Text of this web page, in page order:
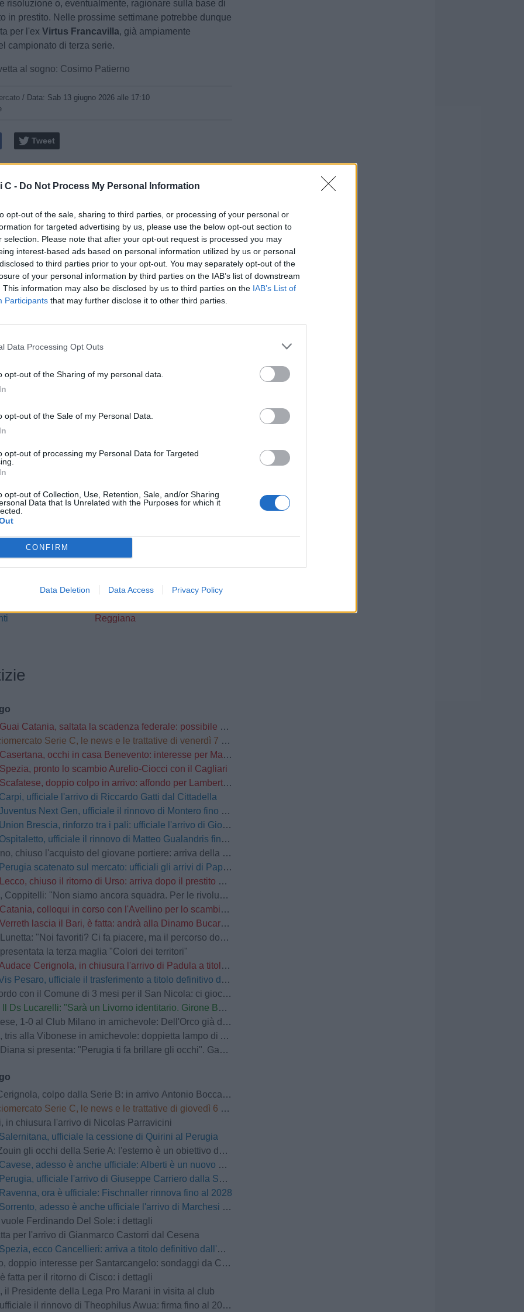
C - Do Not Process My Personal Information
opt-out of the sale, sharing to third parties, or processing of your personal or
for targeted advertising by us, please use the below opt-out section to
selection. Please note that after your opt-out request is processed you may
interest-based ads based on personal information utilized by us or personal
to third parties prior to your opt-out. You may separately opt-out of the
of your personal information by third parties on the IAB’s list of downstream
This information may also be disclosed by us to third parties on the IAB’s List of
Participants that may further disclose it to other third parties.
Data Processing Opt Outs
opt-out of the Sharing of my personal data.
opt-out of the Sale of my Personal Data.
opt-out of processing my Personal Data for Targeted
opt-out of Collection, Use, Retention, Sale, and/or Sharing
Data that Is Unrelated with the Purposes for which it
CONFIRM
Data Deletion Data Access Privacy Policy
risoluzione o, eventualmente, ragionare sulla base di
in prestito. Nelle prossime settimane potrebbe dunque
per l'exVirtus Francavilla, già ampiamente
campionato di terza serie.
al sogno: Cosimo Patierno
/ Data: Sab 13 giugno 2026 alle 17:10
Tweet
- Calciomercato
di venerdì 7
Benevento: interesse per
Aurelio-
il Cagliari
doppio colpo in arrivo:
Manzi
Carpi, ufficiale
di Montero fino al 2028
Ospitaletto,
Gualandris fino al
Cremonese
sul mercato:
ritorno di Urso: arriva
Reggiana
Guai Catania, saltata la scadenza federale: possibile penalizzazione in classifica
Serie C, le news e le trattative di venerdì 7 agosto | LIVE
Casertana, occhi in casa Benevento: interesse per Manconi, Carfora e Mehic
Spezia, pronto lo scambio Aurelio-Ciocci con il Cagliari
Scafatese, doppio colpo in arrivo: affondo per Lamberti e Manzi
Carpi, ufficiale l'arrivo di Riccardo Gatti dal Cittadella
Next Gen, ufficiale il rinnovo di Montero fino al 2028
Union Brescia, rinforzo tra i pali: ufficiale l'arrivo di Gioele Zacchi
Ospitaletto, ufficiale il rinnovo di Matteo Gualandris fino al 2028
chiuso l'acquisto del giovane portiere: arriva della Cremonese
Perugia scatenato sul mercato: ufficiali gli arrivi di Papazov e Conti
Lecco, chiuso il ritorno di Urso: arriva dopo il prestito alla Reggiana
"Non siamo ancora squadra. Per le rivoluzioni non si attende l'inizio della stagione"
Catania, colloqui in corso con l'Avellino per lo scambio Jimenez-Patierno: i rossazzurri chiedono un conguaglio economico
Verreth lascia il Bari, è fatta: andrà alla Dinamo Bucarest, 200K ai pugliesi
"Noi favoriti? Ci fa piacere, ma il percorso dobbiamo tracciarlo sul campo"
la terza maglia "Colori dei territori"
Cerignola, in chiusura l'arrivo di Padula a titolo definitivo
Pesaro, ufficiale il trasferimento a titolo definitivo di Ascione dal Venezia
con il Comune di 3 mesi per il San Nicola: ci giocherà anche il Monopoli
Il Ds Lucarelli: "Sarà un Livorno identitario. Girone B? Equilibrato e difficile"
1-0 al Club Milano in amichevole: Dell'Orco già decisivo
alla Vibonese in amichevole: doppietta lampo di Achour
si presenta: "Perugia ti fa brillare gli occhi". Gaucci: "Un vero conoscitore di calcio"
colpo dalla Serie B: in arrivo Antonio Boccadamo dalla Virtus Entella
Serie C, le news e le trattative di giovedì 6 agosto | LIVE
in chiusura l'arrivo di Nicolas Parravicini
Salernitana, ufficiale la cessione di Quirini al Perugia
gli occhi della Serie A: l'esterno è un obiettivo del Parma
Cavese, adesso è anche ufficiale: Alberti è un nuovo attaccante del club
Perugia, ufficiale l'arrivo di Giuseppe Carriero dalla Salernitana
Ravenna, ora è ufficiale: Fischnaller rinnova fino al 2028
Sorrento, adesso è anche ufficiale l'arrivo di Marchesi dal Livorno
vuole Ferdinando Del Sole: i dettagli
per l'arrivo di Gianmarco Castorri dal Cesena
Spezia, ecco Cancellieri: arriva a titolo definitivo dall'Avellino
interesse per Santarcangelo: sondaggi da Cosenza e Arzignano Valchiampo
fatta per il ritorno di Cisco: i dettagli
il Presidente della Lega Pro Marani in visita al club
il rinnovo di Theophilus Awua: firma fino al 2028